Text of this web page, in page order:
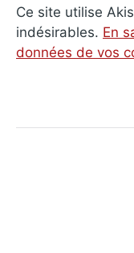
Ce site utilise
indésirables. En
données de vos